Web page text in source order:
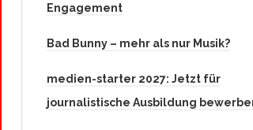
Engagement
Bad Bunny – mehr als nur Musik?
medien-starter 2027: Jetzt für
journalistische Ausbildung